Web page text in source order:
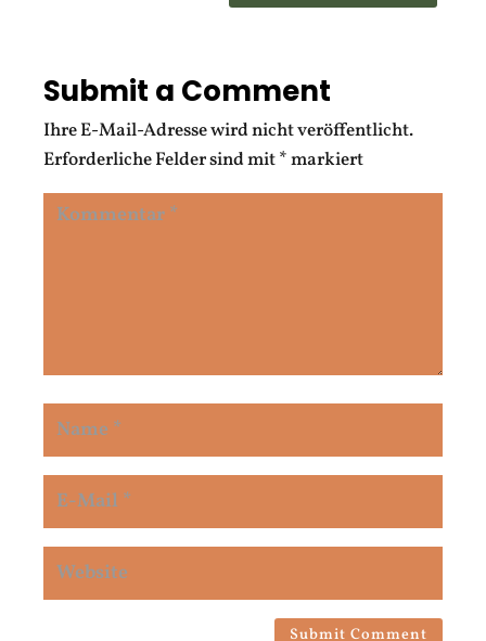
Submit a Comment
Ihre E-Mail-Adresse wird nicht veröffentlicht.
Erforderliche Felder sind mit*markiert
Submit Comment